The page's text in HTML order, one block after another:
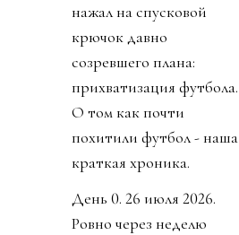
нажал на спусковой
крючок давно
созревшего плана:
прихватизация футбола.
О том как почти
похитили футбол - наша
краткая хроника.
День 0. 26 июля 2026.
Ровно через неделю